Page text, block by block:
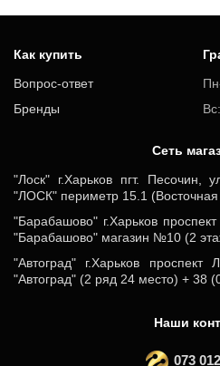
Как купить
Вопрос-ответ
Бренды
Cеть
"Лоск" г.Харьков пгт. Песочин,
"ЛОСК" периметр 15.1
"Барабашово" г.Харьков
"Барабашово" магазин №10 (2
"Автоград" г.Харьков
"Автоград" (2 ряд 24 место) + 38
Наши
073